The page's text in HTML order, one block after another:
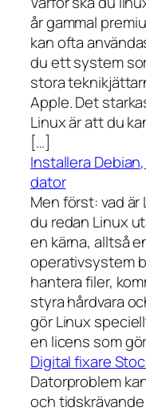
år gammal
kan ofta
du ett system
stora
Apple. Det
Linux är att du
[…]
Installera
dator
Men först: vad
du redan Linux
en kärna, alltså
operativsystem
hantera filer,
styra hårdvara
gör Linux
en licens som
Digital fixare
Datorproblem
och